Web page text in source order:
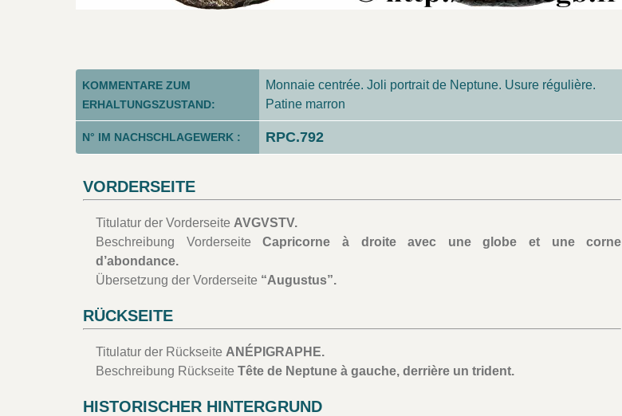
KOMMENTARE ZUM
ERHALTUNGSZUSTAND:
Monnaie centrée. Joli portrait de Neptune. Usure régulière.
Patine marron
N° IM NACHSCHLAGEWERK : RPC.792
VORDERSEITE
Titulatur der Vorderseite AVGVSTV.
Beschreibung VorderseiteCapricorne à droite avec une globe et une corne
d’abondance.
Übersetzung der Vorderseite “Augustus”.
RÜCKSEITE
Titulatur der Rückseite ANÉPIGRAPHE.
Beschreibung Rückseite Tête de Neptune à gauche, derrière un trident.
HISTORISCHER HINTERGRUND